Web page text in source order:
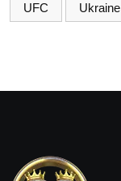
UFC Ukraine